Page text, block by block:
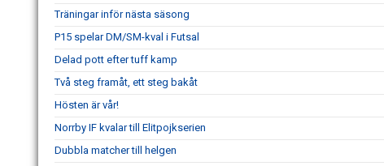
Träningar inför nästa säsong
P15 spelar DM/SM-kval i Futsal
Delad pott efter tuff kamp
Två steg framåt, ett steg bakåt
Hösten är vår!
Norrby IF kvalar till Elitpojkserien
Dubbla matcher till helgen